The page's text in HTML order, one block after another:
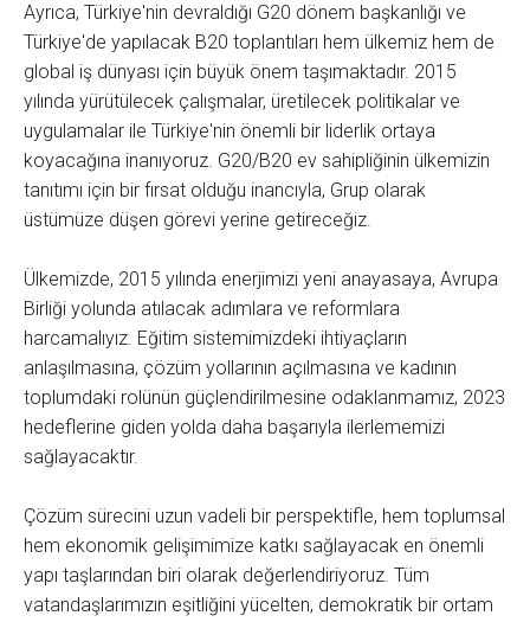
Ayrıca, Türkiye'nin devraldığı G20 dönem başkanlığı ve
Türkiye'de yapılacak B20 toplantıları hem ülkemiz hem de
global iş dünyası için büyük önem taşımaktadır. 2015
yılında yürütülecek çalışmalar, üretilecek politikalar ve
uygulamalar ile Türkiye'nin önemli bir liderlik ortaya
koyacağına inanıyoruz. G20/B20 ev sahipliğinin ülkemizin
tanıtımı için bir fırsat olduğu inancıyla, Grup olarak
üstümüze düşen görevi yerine getireceğiz.
Ülkemizde, 2015 yılında enerjimizi yeni anayasaya, Avrupa
Birliği yolunda atılacak adımlara ve reformlara
harcamalıyız. Eğitim sistemimizdeki ihtiyaçların
anlaşılmasına, çözüm yollarının açılmasına ve kadının
toplumdaki rolünün güçlendirilmesine odaklanmamız, 2023
hedeflerine giden yolda daha başarıyla ilerlememizi
sağlayacaktır.
Çözüm sürecini uzun vadeli bir perspektifle, hem toplumsal
hem ekonomik gelişimimize katkı sağlayacak en önemli
yapı taşlarından biri olarak değerlendiriyoruz. Tüm
vatandaşlarımızın eşitliğini yücelten, demokratik bir ortam